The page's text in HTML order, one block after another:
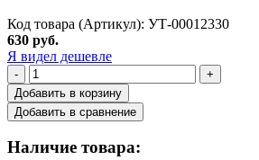
Код товара (Артикул): УТ-00012330
630 руб.
Я видел дешевле
-
+
Добавить в корзину
Добавить в сравнение
Наличие товара: